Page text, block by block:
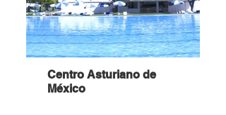
Centro Asturiano de
México